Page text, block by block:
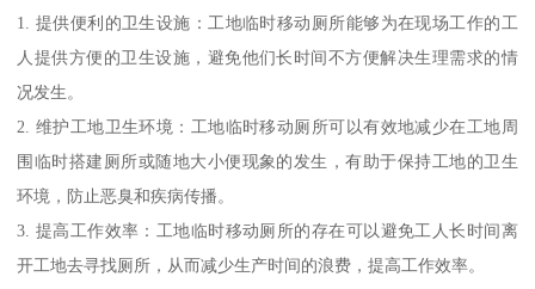
1. 提供便利的卫生设施：工地临时移动厕所能够为在现场工作的工
人提供方便的卫生设施，避免他们长时间不方便解决生理需求的情
况发生。
2. 维护工地卫生环境：工地临时移动厕所可以有效地减少在工地周
围临时搭建厕所或随地大小便现象的发生，有助于保持工地的卫生
环境，防止恶臭和疾病传播。
3. 提高工作效率：工地临时移动厕所的存在可以避免工人长时间离
开工地去寻找厕所，从而减少生产时间的浪费，提高工作效率。